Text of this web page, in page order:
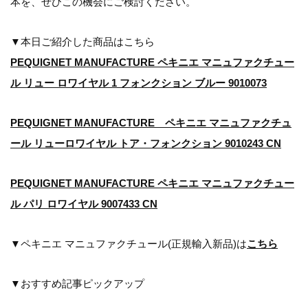
▼本日ご紹介した商品はこちら
PEQUIGNET MANUFACTURE ペキニエ マニュファクチュー
ル リュー ロワイヤル 1 フォンクション ブルー 9010073
PEQUIGNET MANUFACTURE ペキニエ マニュファクチュ
ール リューロワイヤル トア・フォンクション 9010243 CN
PEQUIGNET MANUFACTURE ペキニエ マニュファクチュー
ル パリ ロワイヤル 9007433 CN
▼ペキニエ マニュファクチュール(正規輸入新品)はこちら
▼おすすめ記事ピックアップ